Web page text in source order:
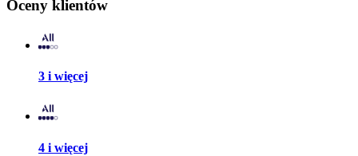
Oceny klientów
3 i więcej
4 i więcej